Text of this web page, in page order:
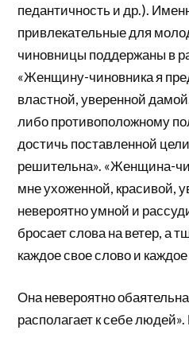
педантичность и др.).
привлекательные для
чиновницы поддержаны в
«Женщину-чиновника я
властной, уверенной
либо противоположному
достичь поставленной
решительна». «Женщина-
мне ухоженной, красивой,
невероятно умной и
бросает слова на ветер, а
каждое свое слово и
Она невероятно
располагает к себе